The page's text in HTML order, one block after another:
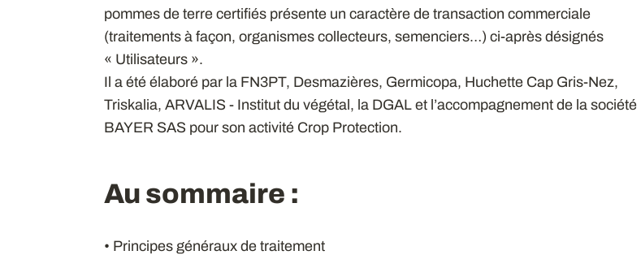
pommes de terre certifiés présente un caractère de transaction commerciale
(traitements à façon, organismes collecteurs, semenciers…) ci-après désignés
« Utilisateurs ».
Il a été élaboré par la FN3PT, Desmazières, Germicopa, Huchette Cap Gris-Nez,
Triskalia, ARVALIS - Institut du végétal, la DGAL et l’accompagnement de la société
BAYER SAS pour son activité Crop Protection.
Au sommaire :
• Principes généraux de traitement